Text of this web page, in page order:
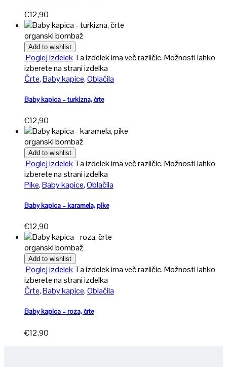
€12,90
organski bombaž
Add to wishlist
Poglej izdelekTa izdelek ima več različic. Možnosti lahko
izberete na strani izdelka
Črte,Baby kapice,Oblačila
Baby kapica – turkizna, črte
€12,90
organski bombaž
Add to wishlist
Poglej izdelekTa izdelek ima več različic. Možnosti lahko
izberete na strani izdelka
Pike,Baby kapice,Oblačila
Baby kapica – karamela, pike
€12,90
organski bombaž
Add to wishlist
Poglej izdelekTa izdelek ima več različic. Možnosti lahko
izberete na strani izdelka
Črte,Baby kapice,Oblačila
Baby kapica – roza, črte
€12,90